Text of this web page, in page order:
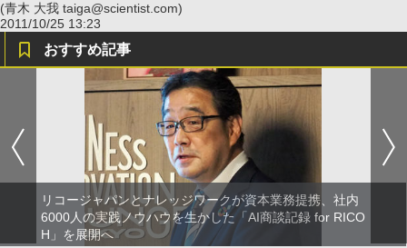
(青木 大我 taiga@scientist.com)
2011/10/25 13:23
おすすめ記事
リコージャパンとナレッジワークが資本業務提携、社内
6000人の実践ノウハウを生かした「AI商談記録 for RICO
H」を展開へ